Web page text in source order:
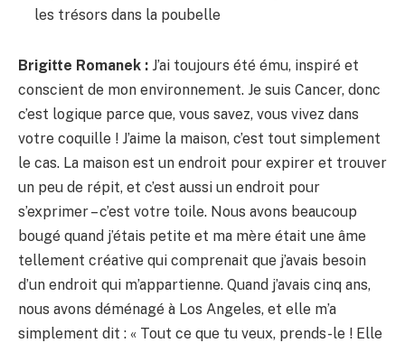
les trésors dans la poubelle
Brigitte Romanek : J’ai toujours été ému, inspiré et
conscient de mon environnement. Je suis Cancer, donc
c’est logique parce que, vous savez, vous vivez dans
votre coquille ! J’aime la maison, c’est tout simplement
le cas. La maison est un endroit pour expirer et trouver
un peu de répit, et c’est aussi un endroit pour
s’exprimer – c’est votre toile. Nous avons beaucoup
bougé quand j’étais petite et ma mère était une âme
tellement créative qui comprenait que j’avais besoin
d’un endroit qui m’appartienne. Quand j’avais cinq ans,
nous avons déménagé à Los Angeles, et elle m’a
simplement dit : « Tout ce que tu veux, prends-le ! Elle